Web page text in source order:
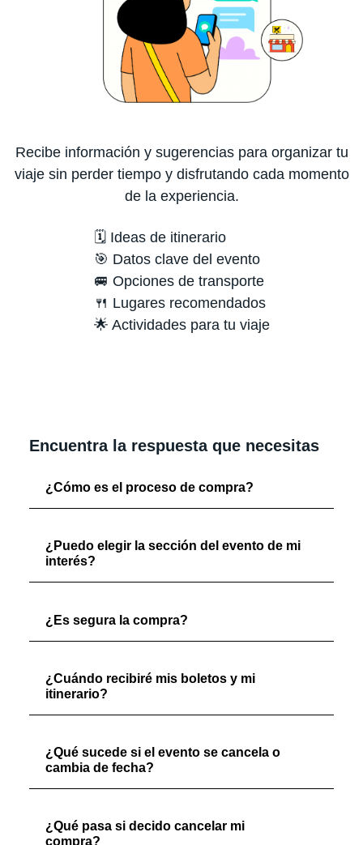
Recibe información y sugerencias para organizar tu
viaje sin perder tiempo y disfrutando cada momento
de la experiencia.
🗓️ Ideas de itinerario
🎯 Datos clave del evento
🚐 Opciones de transporte
🍴 Lugares recomendados
🌟 Actividades para tu viaje
Encuentra la respuesta que necesitas
¿Cómo es el proceso de compra?
¿Puedo elegir la sección del evento de mi
interés?
¿Es segura la compra?
¿Cuándo recibiré mis boletos y mi
itinerario?
¿Qué sucede si el evento se cancela o
cambia de fecha?
¿Qué pasa si decido cancelar mi
compra?